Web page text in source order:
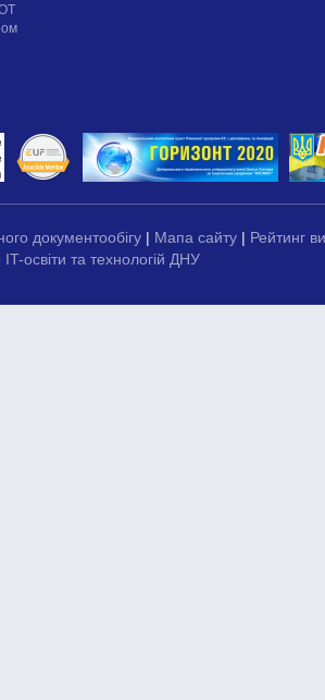
документообігу | Мапа сайту | Рейтинг
освіти та технологій ДНУ